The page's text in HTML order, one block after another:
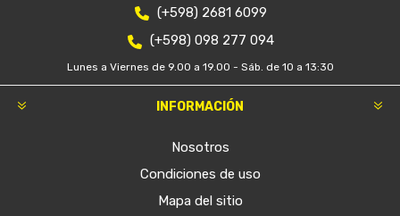
(+598) 2681 6099
(+598) 098 277 094
Lunes a Viernes de 9.00 a 19.00 - Sáb. de 10 a 13:30
INFORMACIÓN
Nosotros
Condiciones de uso
Mapa del sitio